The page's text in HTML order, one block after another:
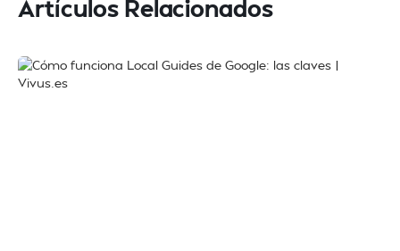
Artículos Relacionados